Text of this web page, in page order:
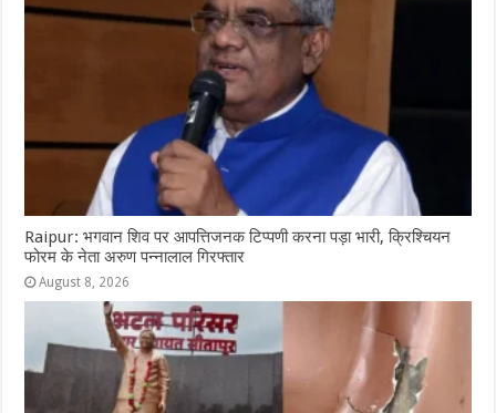
Raipur: भगवान शिव पर आपत्तिजनक टिप्पणी करना पड़ा भारी, क्रिश्चियन
फोरम के नेता अरुण पन्नालाल गिरफ्तार
August 8, 2026